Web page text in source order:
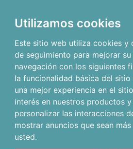
Utilizamos cookies
Este sitio web utiliza cookies y
de seguimiento para mejorar
navegación con los siguientes
la funcionalidad básica del sitio
una mejor experiencia en el
interés en nuestros productos
personalizar las interacciones
mostrar anuncios que sean
usted.